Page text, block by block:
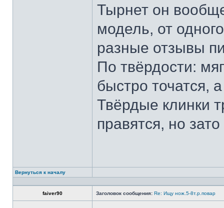
Тырнет он
модель, от
разные отзывы
По твёрдости:
быстро точатся,
Твёрдые клинки
правятся, но
Вернуться к началу
faiver90 Заголовок сообщения: Re: Ищу нож.5-8т.р.повар